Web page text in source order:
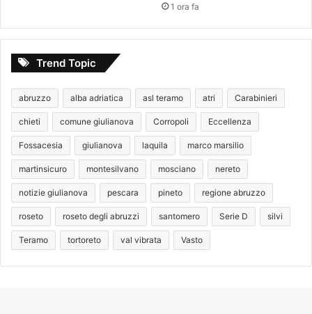
1 ora fa
Trend Topic
abruzzo alba adriatica asl teramo atri Carabinieri
chieti comune giulianova Corropoli Eccellenza
Fossacesia giulianova laquila marco marsilio
martinsicuro montesilvano mosciano nereto
notizie giulianova pescara pineto regione abruzzo
roseto roseto degli abruzzi santomero Serie D silvi
Teramo tortoreto val vibrata Vasto